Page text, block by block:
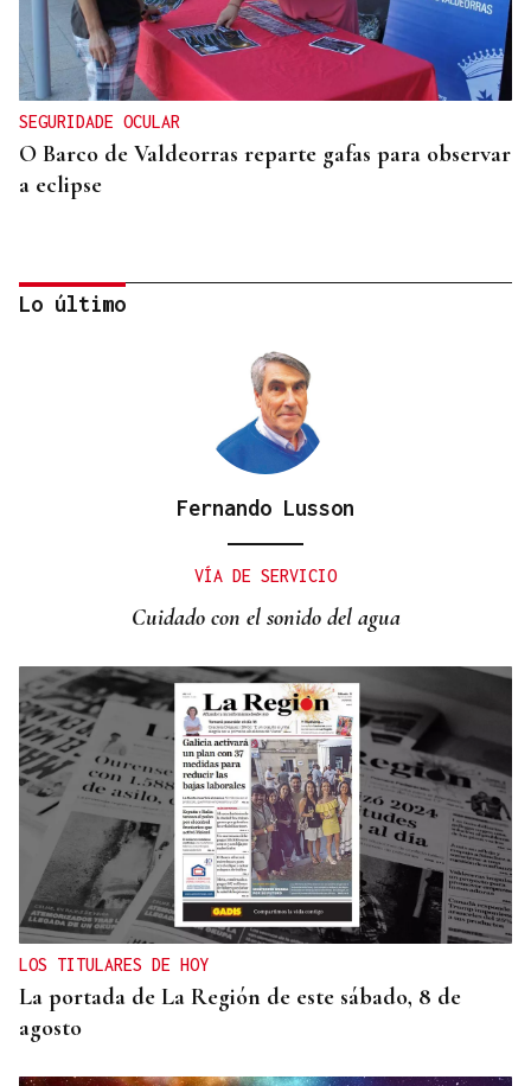
SEGURIDADE OCULAR
O Barco de Valdeorras reparte gafas para observar
a eclipse
Carmela despide el ciclo De Perto con "Vinde
Lo último
Fernando Lusson
VÍA DE SERVICIO
Cuidado con el sonido del agua
LOS TITULARES DE HOY
La portada de La Región de este sábado, 8 de
agosto